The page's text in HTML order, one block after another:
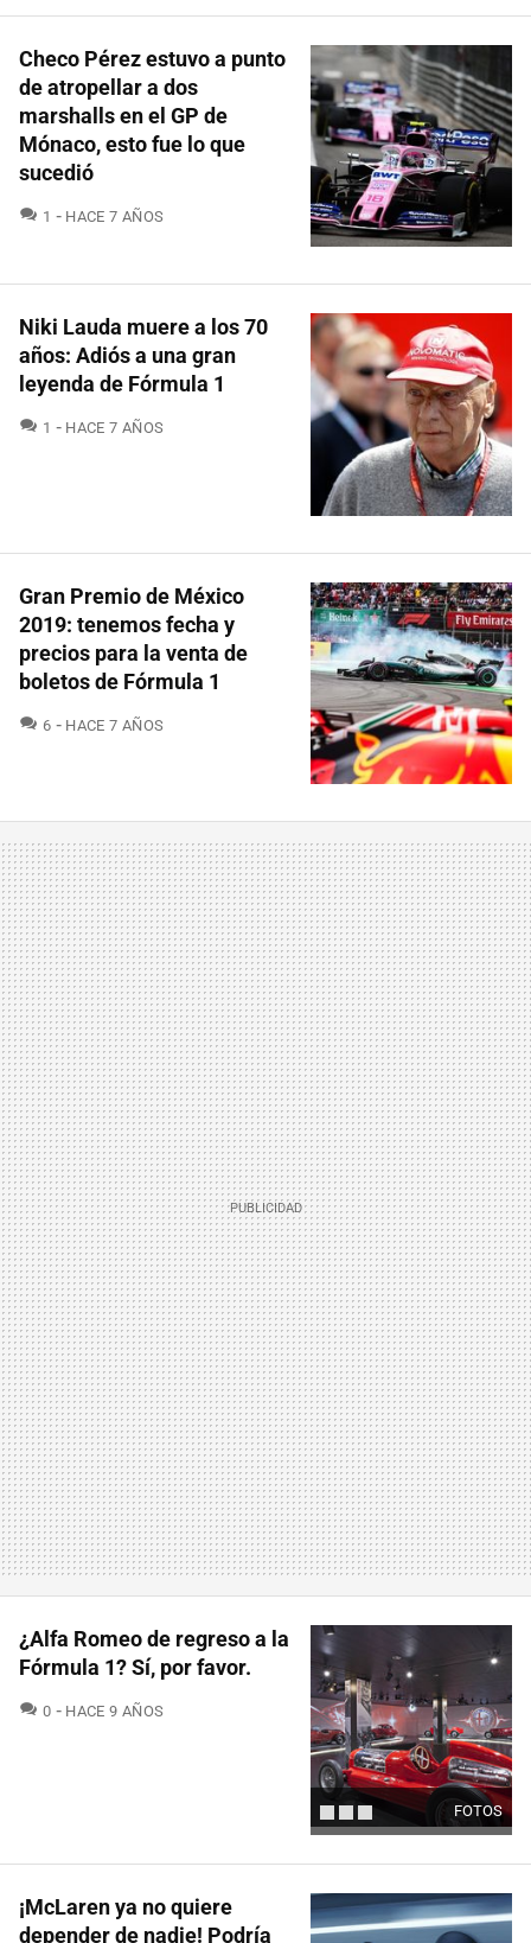
Checo Pérez estuvo a punto
de atropellar a dos
marshalls en el GP de
Mónaco, esto fue lo que
sucedió
1 COMENTARIOS
HACE 7 AÑOS
Niki Lauda muere a los 70
años: Adiós a una gran
leyenda de Fórmula 1
1 COMENTARIOS
HACE 7 AÑOS
Gran Premio de México
2019: tenemos fecha y
precios para la venta de
boletos de Fórmula 1
6 COMENTARIOS
HACE 7 AÑOS
FOTOS
¿Alfa Romeo de regreso a la
Fórmula 1? Sí, por favor.
0 COMENTARIOS
HACE 9 AÑOS
¡McLaren ya no quiere
depender de nadie! Podría